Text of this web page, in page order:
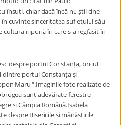
însuți, chiar dacă încă nu știi cine
în cuvinte sinceritatea sufletului său
niponă în care s-a regfăsit în
despre portul Constanța, bricul
dintre portul Constanța și
Maru “.Imaginile foto realizate de
sunt adevărate ferestre
și Câmpia Română.Isabela
despre Bisericile și mănăstirile